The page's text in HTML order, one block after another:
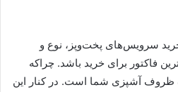
سرویس‌های پخت‌وپز، نوع و
فاکتور برای خرید باشد. چراکه
ظروف آشپزی شما است. در کنار این